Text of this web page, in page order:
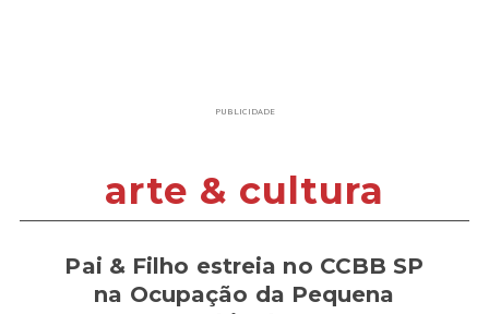
PUBLICIDADE
arte & cultura
Pai & Filho estreia no CCBB SP
na Ocupação da Pequena